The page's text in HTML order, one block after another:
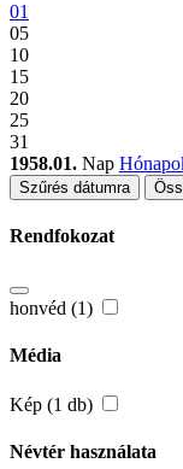
01
05
10
15
20
25
31
1958.01. Nap
Szűrés dátumra
Rendfokozat
honvéd (1)
Média
Kép (1 db)
Névtér használata